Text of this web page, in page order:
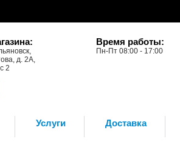
д. 2А,
2
Время работы:
Пн-Пт 08:00 - 17:00
Услуги Доставка